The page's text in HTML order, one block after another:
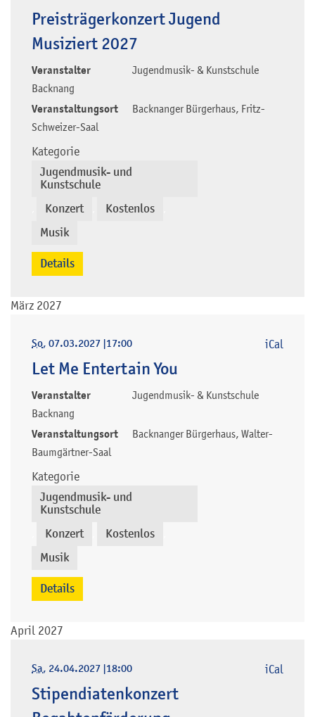
Preisträgerkonzert Jugend
Musiziert 2027
Veranstalter
Jugendmusik- & Kunstschule
Backnang
Veranstaltungsort
Backnanger Bürgerhaus, Fritz-
Schweizer-Saal
Kategorie
Jugendmusik- und
Kunstschule
Konzert Kostenlos
Musik
Details
März 2027
So, 07.03.2027 |17:00
Let Me Entertain You
Veranstalter
Jugendmusik- & Kunstschule
Backnang
Veranstaltungsort
Backnanger Bürgerhaus, Walter-
Baumgärtner-Saal
Kategorie
Jugendmusik- und
Kunstschule
Konzert Kostenlos
Musik
iCal
Details
April 2027
Sa, 24.04.2027 |18:00
Stipendiatenkonzert
iCal